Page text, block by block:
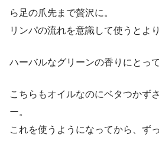
ら足の爪先まで贅沢に。
リンパの流れを意識して使うとよ
ハーバルなグリーンの香りにとっ
こちらもオイルなのにベタつかず
ー。
これを使うようになってから、ず